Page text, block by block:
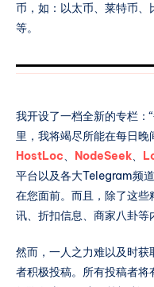
币，如：以太币、莱特币
等。
我开设了一档全新的专栏：
里，我将竭尽所能在每日
HostLoc、 NodeSeek、
平台以及各大Telegram频
在您面前。而且，除了这
讯、折扣信息、商家八卦等
然而，一人之力难以及时
者积极投稿。所有投稿者